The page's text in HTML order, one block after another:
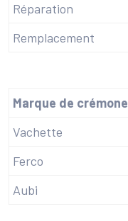
Réparation
Remplacement
Marque de crémone
Vachette
Ferco
Aubi